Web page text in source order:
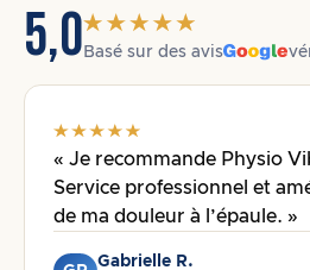
5,0 Basé sur des avis
« Je recommande Physio
Service professionnel et
de ma douleur à l’épaule. »
Gabrielle R.